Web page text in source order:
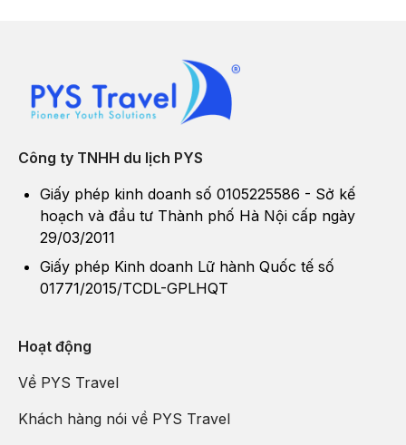
Công ty TNHH du lịch PYS
Giấy phép kinh doanh số 0105225586 - Sở kế
hoạch và đầu tư Thành phố Hà Nội cấp ngày
29/03/2011
Giấy phép Kinh doanh Lữ hành Quốc tế số
01771/2015/TCDL-GPLHQT
Hoạt động
Về PYS Travel
Khách hàng nói về PYS Travel